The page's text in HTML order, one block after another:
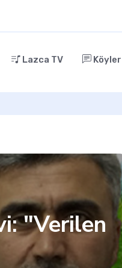
Lazca TV Köyler
"Verilen